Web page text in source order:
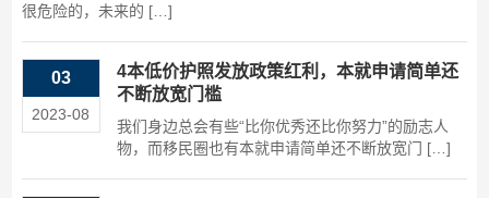
很危险的，未来的 […]
03
2023-08
4本低价护照发放政策红利，本就申请简单还
不断放宽门槛
我们身边总会有些“比你优秀还比你努力”的励志人
物，而移民圈也有本就申请简单还不断放宽门 […]